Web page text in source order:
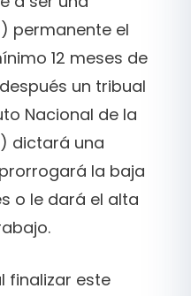
permanente el
12 meses de
un tribual
Nacional de la
dictará una
la baja
o le dará el alta
finalizar este